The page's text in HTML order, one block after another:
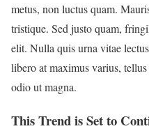
metus, non luctus quam.
tristique. Sed justo quam,
elit. Nulla quis urna vitae
libero at maximus varius,
odio ut magna.
This Trend is Set to